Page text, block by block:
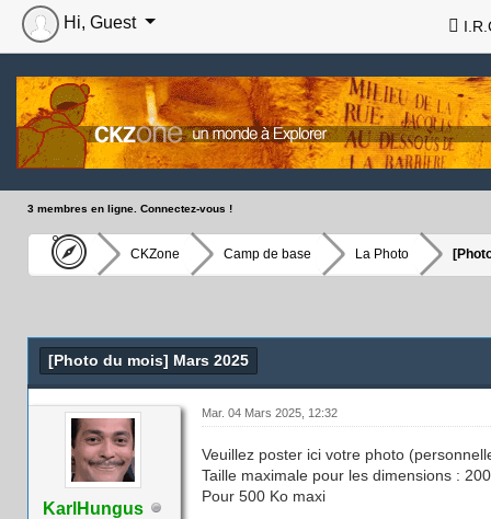
Hi, Guest
3 membres en ligne. Connectez-vous !
CKZone Camp de base La Photo
[Photo du mois] Mars 2025
KarlHungus
Mar. 04 Mars 2025, 12:32
Veuillez poster ici votre photo
Taille maximale pour les dimensions :
Pour 500 Ko maxi